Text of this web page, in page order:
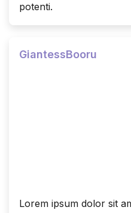
potenti.
GiantessBooru
Lorem ipsum dolor sit